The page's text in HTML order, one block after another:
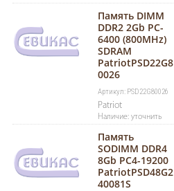
Память DIMM
DDR2 2Gb PC-
6400 (800MHz)
SDRAM
PatriotPSD22G8
0026
Артикул: PSD22G80026
Patriot
Наличие: уточнить
Память
SODIMM DDR4
8Gb PC4-19200
PatriotPSD48G2
40081S